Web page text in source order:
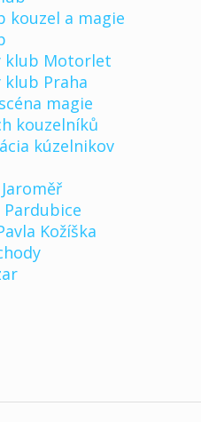
kouzel a magie
klub Motorlet
klub Praha
magie
kouzelníků
kúzelnikov
Kožíška